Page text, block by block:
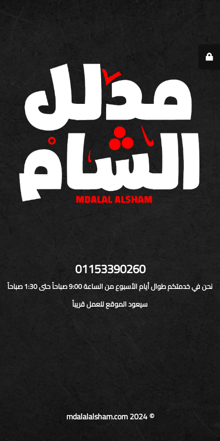
01153390260
نحن في خدمتكم طوال أيام الأسبوع من الساعة 9:00 صباحاً حتى 1:30 صباحاً
سيعود الموقع للعمل قريباً
© mdalalalsham.com 2024